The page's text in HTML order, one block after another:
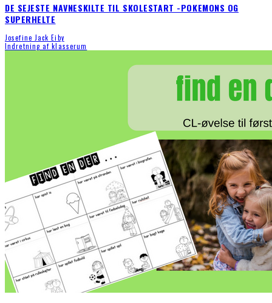
DE SEJESTE NAVNESKILTE TIL SKOLESTART -POKEMONS OG
SUPERHELTE
Josefine Jack Eiby
Indretning af klasserum